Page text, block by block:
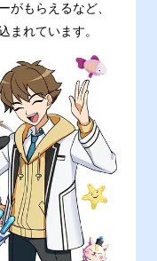
がもらえるなど、
まれています。